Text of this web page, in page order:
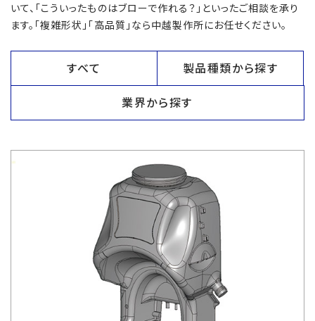
いて、「こういったものはブローで作れる？」といったご相談を承り
ます。「複雑形状」「高品質」なら中越製作所にお任せください。
すべて 製品種類から探す
業界から探す